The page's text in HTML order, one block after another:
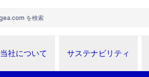
当社について サステナビリティ